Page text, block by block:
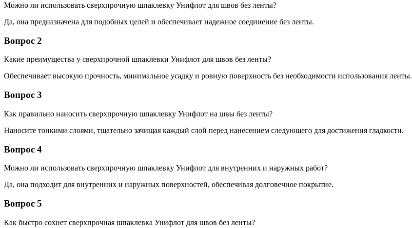
Можно ли использовать сверхпрочную шпаклевку Унифлот для швов без ленты?
Да, она предназначена для подобных целей и обеспечивает надежное соединение без ленты.
Вопрос 2
Какие преимущества у сверхпрочной шпаклевки Унифлот для швов без ленты?
Обеспечивает высокую прочность, минимальное усадку и ровную поверхность без необходимости использования ленты.
Вопрос 3
Как правильно наносить сверхпрочную шпаклевку Унифлот на швы без ленты?
Наносите тонкими слоями, тщательно зачищая каждый слой перед нанесением следующего для достижения гладкости.
Вопрос 4
Можно ли использовать сверхпрочную шпаклевку Унифлот для внутренних и наружных работ?
Да, она подходит для внутренних и наружных поверхностей, обеспечивая долговечное покрытие.
Вопрос 5
Как быстро сохнет сверхпрочная шпаклевка Унифлот для швов без ленты?